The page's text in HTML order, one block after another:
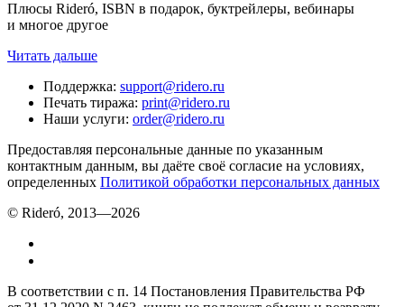
Плюсы Rideró, ISBN в подарок, буктрейлеры, вебинары
и многое другое
Читать дальше
Поддержка: support@ridero.ru
Печать тиража: print@ridero.ru
Наши услуги: order@ridero.ru
Предоставляя персональные данные по указанным
контактным данным, вы даёте своё согласие на условиях,
определенных Политикой обработки персональных данных
© Rideró, 2013—2026
В соответствии с п. 14 Постановления Правительства РФ